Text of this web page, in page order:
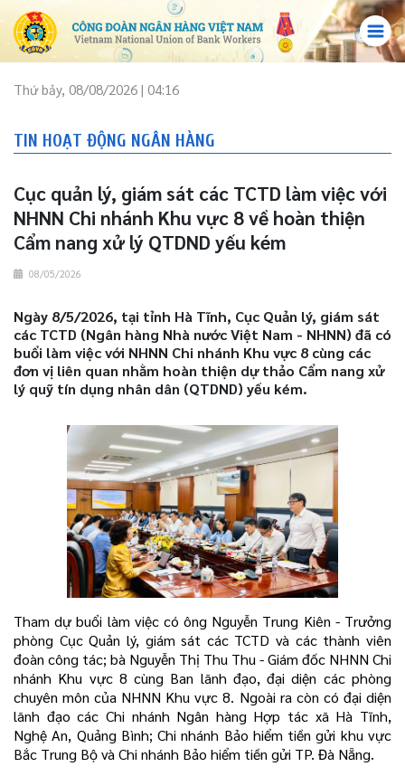
Thứ bảy, 08/08/2026 | 04:16
TIN HOẠT ĐỘNG NGÂN HÀNG
Cục quản lý, giám sát các TCTD làm việc với
NHNN Chi nhánh Khu vực 8 về hoàn thiện
Cẩm nang xử lý QTDND yếu kém
08/05/2026
Ngày 8/5/2026, tại tỉnh Hà Tĩnh, Cục Quản lý, giám sát
các TCTD (Ngân hàng Nhà nước Việt Nam - NHNN) đã có
buổi làm việc với NHNN Chi nhánh Khu vực 8 cùng các
đơn vị liên quan nhằm hoàn thiện dự thảo Cẩm nang xử
lý quỹ tín dụng nhân dân (QTDND) yếu kém.
Tham dự buổi làm việc có ông Nguyễn Trung Kiên - Trưởng
phòng Cục Quản lý, giám sát các TCTD và các thành viên
đoàn công tác; bà Nguyễn Thị Thu Thu - Giám đốc NHNN Chi
nhánh Khu vực 8 cùng Ban lãnh đạo, đại diện các phòng
chuyên môn của NHNN Khu vực 8. Ngoài ra còn có đại diện
lãnh đạo các Chi nhánh Ngân hàng Hợp tác xã Hà Tĩnh,
Nghệ An, Quảng Bình; Chi nhánh Bảo hiểm tiền gửi khu vực
Bắc Trung Bộ và Chi nhánh Bảo hiểm tiền gửi TP. Đà Nẵng.